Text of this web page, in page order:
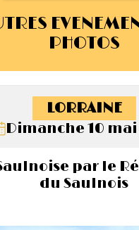
PHOTOS
LORRAINE
Dimanche 10 mai
par le
du Saulnois